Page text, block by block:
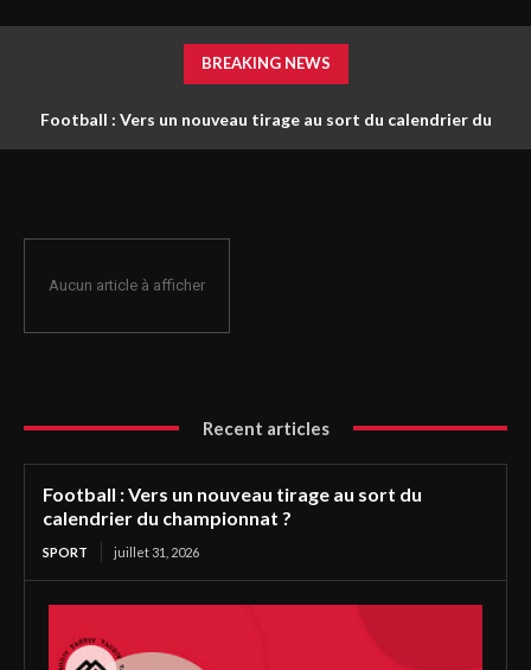
BREAKING NEWS
Football : Vers un nouveau tirage au sort du calendrier du
Aucun article à afficher
Recent articles
Football : Vers un nouveau tirage au sort du
calendrier du championnat ?
SPORT juillet 31, 2026